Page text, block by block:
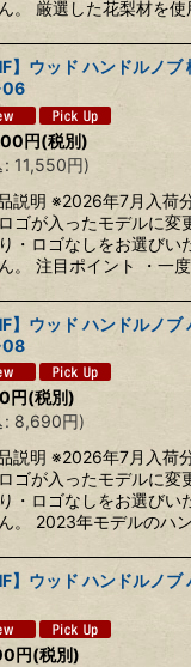
。 厳選した花梨材を
】ウッド ハンドルノ
06
円(税別)
: 11,550円)
説明 ※2026年7月入荷
ゴが入ったモデルに変
・ロゴなしをお選びい
。 注目ポイント ・一
】ウッド ハンドルノ
08
円(税別)
: 8,690円)
説明 ※2026年7月入荷
ゴが入ったモデルに変
・ロゴなしをお選びい
。 2023年モデルのハ
】ウッド ハンドルノ
円(税別)